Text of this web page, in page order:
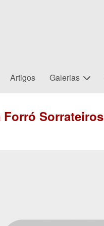
Artigos Galerias
Forró Sorrateiros